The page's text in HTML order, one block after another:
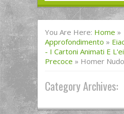
You Are Here: Home »
Approfondimento »
- I Cartoni Animati E
Precoce » Homer Nudo
Category Archives: